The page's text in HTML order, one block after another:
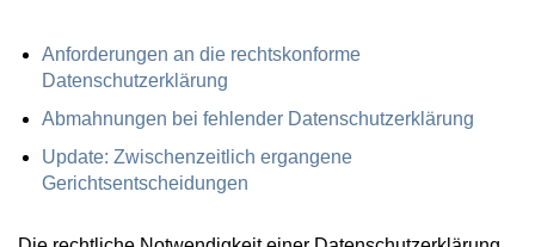
Anforderungen an die rechtskonforme
Datenschutzerklärung
Abmahnungen bei fehlender Datenschutzerklärung
Update: Zwischenzeitlich ergangene
Gerichtsentscheidungen